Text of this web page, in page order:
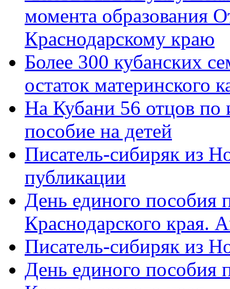
момента образования
Краснодарскому краю
Более 300 кубанских
остаток материнского
На Кубани 56 отцов по
пособие на детей
Писатель-сибиряк из
публикации
День единого пособия
Краснодарского края.
Писатель-сибиряк из
День единого пособия